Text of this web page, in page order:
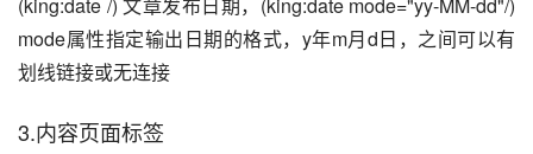
mode属性指定输出日期的格式，y年m月d日，之间可以有
划线链接或无连接
3.内容页面标签